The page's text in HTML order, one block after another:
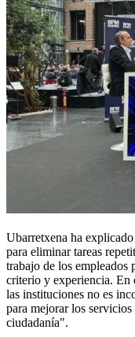
Ubarretxena ha
para eliminar tareas
trabajo de los empleados
criterio y experiencia. En
las instituciones no es
para mejorar los
ciudadanía".